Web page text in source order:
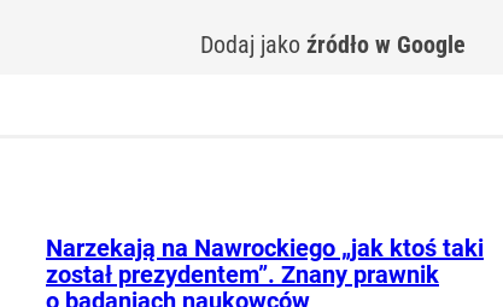
Dodaj jako źródło w Google
Narzekają na Nawrockiego „jak ktoś taki
został prezydentem”. Znany prawnik
o badaniach naukowców